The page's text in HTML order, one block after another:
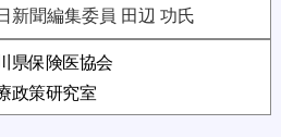
新聞編集委員 田辺 功氏
県保険医協会
政策研究室